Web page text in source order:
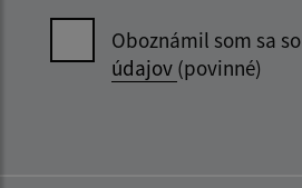
Oboznámil som sa so
údajov (povinné)